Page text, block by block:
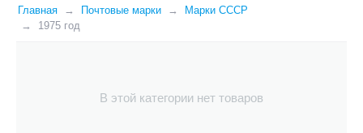
Главная Почтовые марки
Марки СССР
1975 год
В этой категории нет товаров